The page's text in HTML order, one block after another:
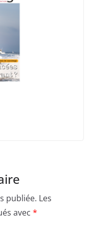
publiée. Les
avec *